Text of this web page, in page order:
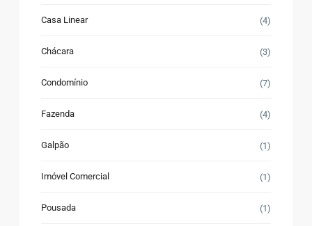
Casa Linear (4)
Chácara (3)
Condomínio (7)
Fazenda (4)
Galpão (1)
Imóvel Comercial (1)
Pousada (1)